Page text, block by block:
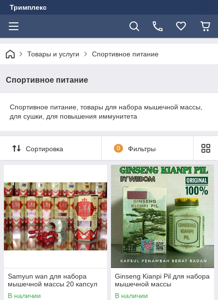
Тримплекс
Товары и услуги Спортивное питание
Спортивное питание
Спортивное питание, товары для набора мышечной массы,
для сушки, для повышения иммунитета
Сортировка 0 Фильтры
Samyun wan для набора
мышечной массы 20 капсул
В наличии
Ginseng Kianpi Pil для набора
мышечной массы
В наличии